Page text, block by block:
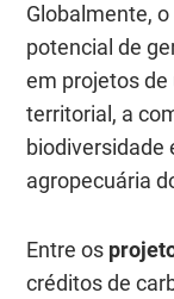
Globalmente,
potencial de
em projetos
territorial, a
biodiversidade
agropecuária
Entre os
créditos de